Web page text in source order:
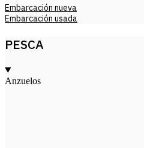
Embarcación nueva
Embarcación usada
PESCA
Anzuelos